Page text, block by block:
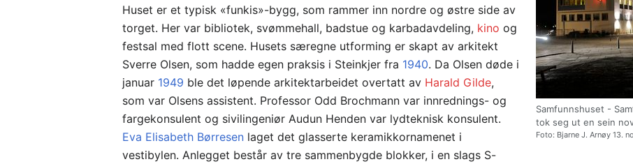
Samfunnshuset -
tok seg ut en sein
Foto: Bjarne J. Arnøy 13.
Huset er et typisk «funkis»-bygg, som rammer inn nordre og østre side av
torget. Her var bibliotek, svømmehall, badstue og karbadavdeling, kino og
festsal med flott scene. Husets særegne utforming er skapt av arkitekt
Sverre Olsen, som hadde egen praksis i Steinkjer fra 1940. Da Olsen døde i
januar 1949 ble det løpende arkitektarbeidet overtatt av Harald Gilde,
som var Olsens assistent. Professor Odd Brochmann var innrednings- og
fargekonsulent og sivilingeniør Audun Henden var lydteknisk konsulent.
Eva Elisabeth Børresen laget det glasserte keramikkornamenet i
vestibylen. Anlegget består av tre sammenbygde blokker, i en slags S-